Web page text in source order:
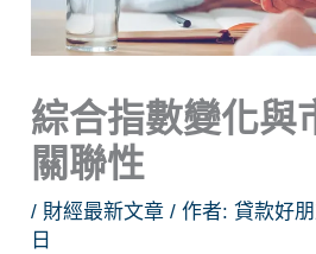
綜合指數變化與
關聯性
/ 財經最新文章 / 作者:貸款好
日